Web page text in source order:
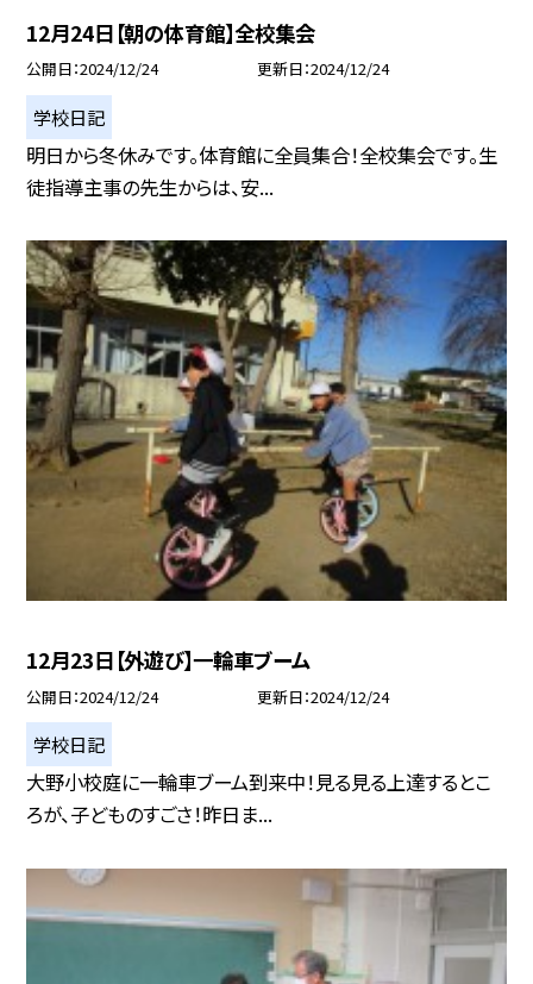
12月24日【朝の体育館】全校集会
公開日 2024/12/24 更新日 2024/12/24
学校日記
明日から冬休みです。体育館に全員集合！全校集会です。生
徒指導主事の先生からは、安...
12月23日【外遊び】一輪車ブーム
公開日 2024/12/24 更新日 2024/12/24
学校日記
大野小校庭に一輪車ブーム到来中！見る見る上達するとこ
ろが、子どものすごさ！昨日ま...